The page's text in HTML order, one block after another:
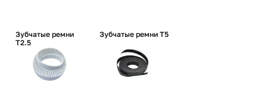
Зубчатые ремни
T2.5
Зубчатые ремни T5